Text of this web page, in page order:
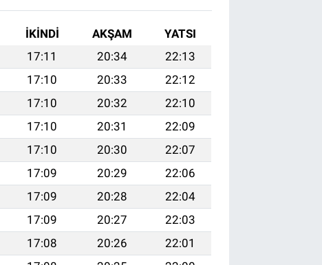
İKINDI AKŞAM
YATSI
17:11 20:34
22:13
17:10 20:33
22:12
17:10 20:32
22:10
17:10 20:31
22:09
17:10 20:30
22:07
17:09 20:29
22:06
17:09 20:28
22:04
17:09 20:27
22:03
17:08 20:26
22:01